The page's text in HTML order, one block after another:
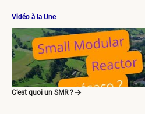
Vidéo à la Une
C’est quoi un SMR ?